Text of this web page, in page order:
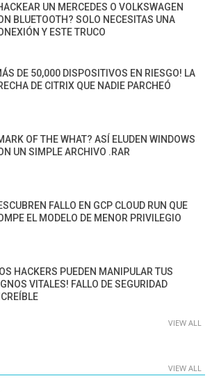
UN MERCEDES O VOLKSWAGEN
BLUETOOTH? SOLO NECESITAS UNA
Y ESTE TRUCO
DE 50,000 DISPOSITIVOS EN RIESGO! LA
DE CITRIX QUE NADIE PARCHEÓ
OF THE WHAT? ASÍ ELUDEN WINDOWS
UN SIMPLE ARCHIVO .RAR
FALLO EN GCP CLOUD RUN QUE
EL MODELO DE MENOR PRIVILEGIO
HACKERS PUEDEN MANIPULAR TUS
VITALES! FALLO DE SEGURIDAD
VIEW ALL
VIEW ALL